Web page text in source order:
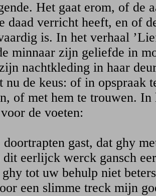
Het gaat erom, of de
daad verricht heeft, en of
is. In het verhaal
minnaar zijn geliefde in
nachtkleding in haar
nu de keus: of in opspraak
of met hem te trouwen.
de voeten:
gast, dat ghy
eerlijck werck gansch
tot uw behulp niet
een slimme treck mijn